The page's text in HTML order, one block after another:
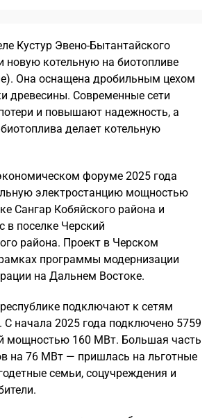
Кустур Эвено-Бытантайского
новую котельную на биотопливе
Она оснащена дробильным цехом
древесины. Современные сети
и повышают надежность, а
делает котельную
форуме 2025 года
электростанцию мощностью
Сангар Кобяйского района и
в поселке Черский
района. Проект в Черском
программы модернизации
на Дальнем Востоке.
подключают к сетям
начала 2025 года подключено 5759
мощностью 160 МВт. Большая часть
на 76 МВт — пришлась на льготные
семьи, соцучреждения и